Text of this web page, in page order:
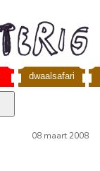
dwaalsafari
08 maart 2008